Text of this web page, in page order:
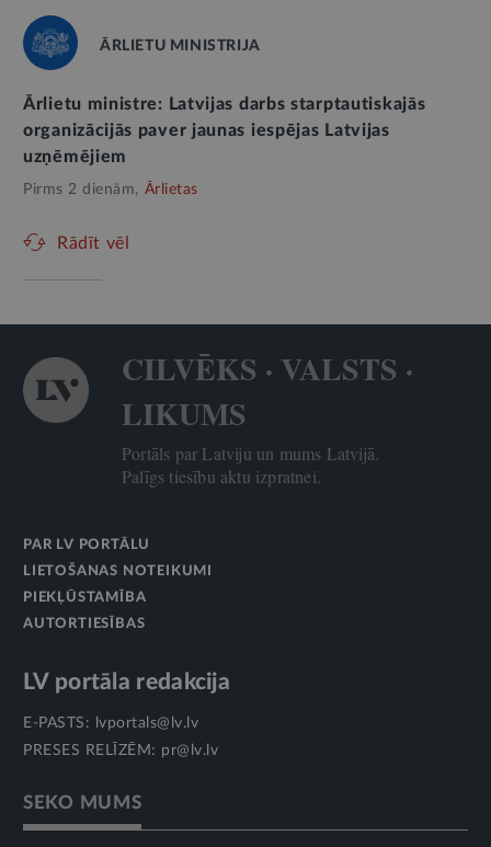
ĀRLIETU MINISTRIJA
Ārlietu ministre: Latvijas darbs starptautiskajās
organizācijās paver jaunas iespējas Latvijas
uzņēmējiem
Pirms 2 dienām, Ārlietas
Rādīt vēl
CILVĒKS · VALSTS ·
LIKUMS
Portāls par Latviju un mums Latvijā.
Palīgs tiesību aktu izpratnei.
PAR LV PORTĀLU
LIETOŠANAS NOTEIKUMI
PIEKĻŪSTAMĪBA
AUTORTIESĪBAS
LV portāla redakcija
E-PASTS:
lvportals@lv.lv
PRESES RELĪZĒM: pr@lv.lv
SEKO MUMS